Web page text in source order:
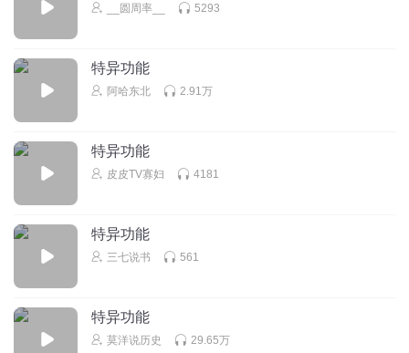
__圆周率__ 5293
特异功能
阿哈东北 2.91万
特异功能
皮皮TV寡妇 4181
特异功能
三七说书 561
特异功能
莫洋说历史 29.65万